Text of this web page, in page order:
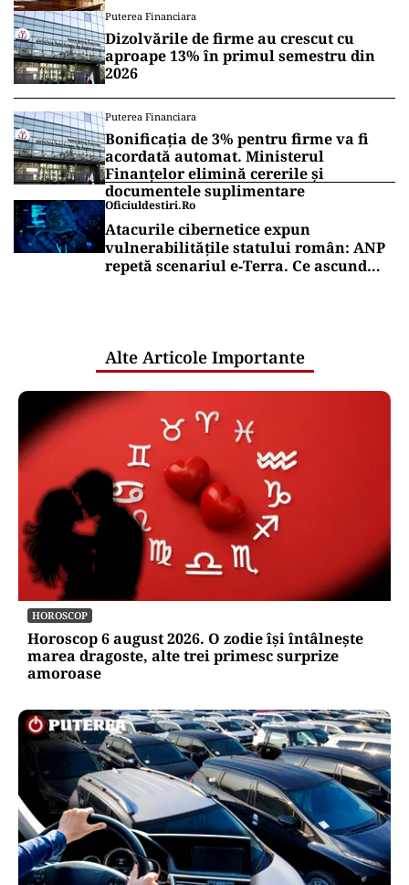
Puterea Financiara
Dizolvările de firme au crescut cu
aproape 13% în primul semestru din
2026
Puterea Financiara
Bonificația de 3% pentru firme va fi
acordată automat. Ministerul
Finanțelor elimină cererile și
documentele suplimentare
Oficiuldestiri.ro
Atacurile cibernetice expun
vulnerabilitățile statului român: ANP
repetă scenariul e‑Terra. Ce ascund
Alte Articole Importante
HOROSCOP
Horoscop 6 august 2026. O zodie își întâlnește
marea dragoste, alte trei primesc surprize
amoroase